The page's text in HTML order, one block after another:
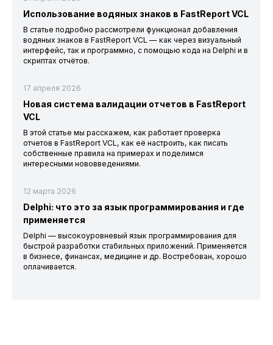
Использование водяных знаков в FastReport VCL
В статье подробно рассмотрели функционал добавления
водяных знаков в FastReport VCL — как через визуальный
интерфейс, так и программно, с помощью кода на Delphi и в
скриптах отчётов.
17 апреля 2026
Новая система валидации отчетов в FastReport
VCL
В этой статье мы расскажем, как работает проверка
отчетов в FastReport VCL, как её настроить, как писать
собственные правила на примерах и поделимся
интересными нововведениями.
12 марта 2026
Delphi: что это за язык программирования и где
применяется
Delphi — высокоуровневый язык программирования для
быстрой разработки стабильных приложений. Применяется
в бизнесе, финансах, медицине и др. Востребован, хорошо
оплачивается.